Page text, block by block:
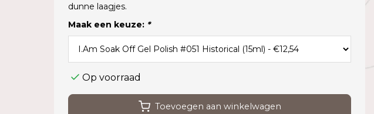
dunne laagjes.
Maak een keuze: *
Op voorraad
Toevoegen aan winkelwagen